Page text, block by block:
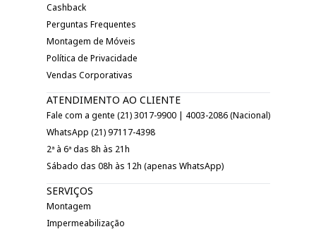
Cashback
Perguntas Frequentes
Montagem de Móveis
Política de Privacidade
Vendas Corporativas
ATENDIMENTO AO CLIENTE
Fale com a gente (21) 3017-9900 | 4003-2086 (Nacional)
WhatsApp (21) 97117-4398
2ª à 6ª das 8h às 21h
Sábado das 08h às 12h (apenas WhatsApp)
SERVIÇOS
Montagem
Impermeabilização